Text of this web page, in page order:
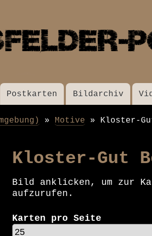
Postkarten Bildarchiv
Motive Kloster-
Kloster-Gut
Bild anklicken, um zur
aufzurufen.
Karten pro Seite